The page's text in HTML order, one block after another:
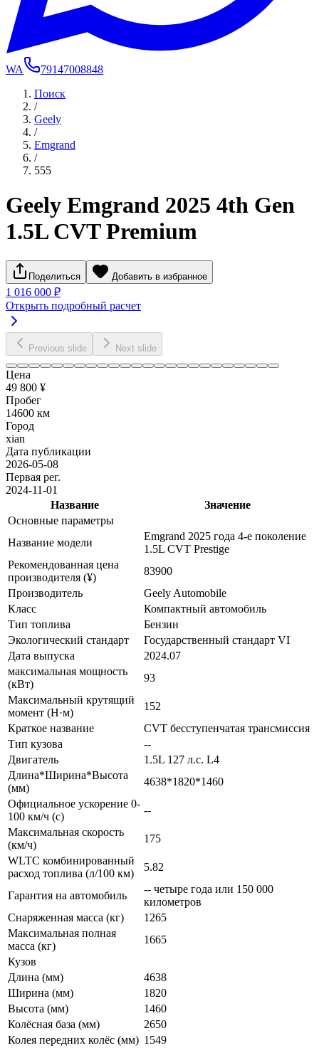
WA
79147008848
Поиск
/
Geely
/
Emgrand
/
555
Geely Emgrand 2025 4th Gen
1.5L CVT Premium
Поделиться Добавить в избранное
1 016 000 ₽
Открыть подробный расчет
Previous slide Next slide
Цена
49 800 ¥
Пробег
14600 км
Город
xian
Дата публикации
2026-05-08
Первая рег.
2024-11-01
Название
Значение
Основные параметры
Название модели
Emgrand 2025 года 4-е поколение
1.5L CVT Prestige
Рекомендованная цена
производителя (¥)
83900
Производитель
Geely Automobile
Класс
Компактный автомобиль
Тип топлива
Бензин
Экологический стандарт
Государственный стандарт VI
Дата выпуска
2024.07
максимальная мощность
(кВт)
93
Максимальный крутящий
момент (Н·м)
152
Краткое название
CVT бесступенчатая трансмиссия
Тип кузова
--
Двигатель
1.5L 127 л.с. L4
Длина*Ширина*Высота
(мм)
4638*1820*1460
Официальное ускорение 0-
100 км/ч (с)
--
Максимальная скорость
(км/ч)
175
WLTC комбинированный
расход топлива (л/100 км)
5.82
Гарантия на автомобиль
-- четыре года или 150 000
километров
Снаряженная масса (кг)
1265
Максимальная полная
масса (кг)
1665
Кузов
Длина (мм)
4638
Ширина (мм)
1820
Высота (мм)
1460
Колёсная база (мм)
2650
Колея передних колёс (мм) 1549